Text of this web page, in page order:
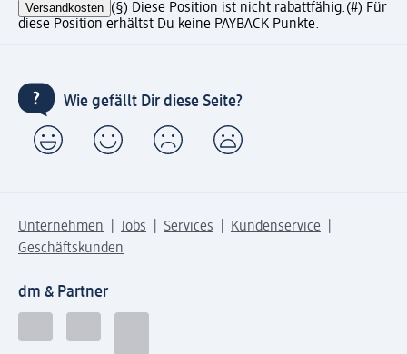
Versandkosten (§) Diese Position ist nicht rabattfähig.(#) Für
diese Position erhältst Du keine PAYBACK Punkte.
Wie gefällt Dir diese Seite?
Unternehmen Jobs Services
Kundenservice
Geschäftskunden
dm & Partner